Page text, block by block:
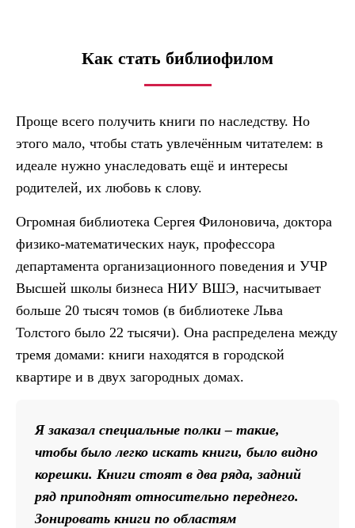
Как стать библиофилом
Проще всего получить книги по наследству. Но
этого мало, чтобы стать увлечённым читателем: в
идеале нужно унаследовать ещё и интересы
родителей, их любовь к слову.
Огромная библиотека Сергея Филоновича, доктора
физико-математических наук, профессора
департамента организационного поведения и УЧР
Высшей школы бизнеса НИУ ВШЭ, насчитывает
больше 20 тысяч томов (в библиотеке Льва
Толстого было 22 тысячи). Она распределена между
тремя домами: книги находятся в городской
квартире и в двух загородных домах.
Я заказал специальные полки – такие,
чтобы было легко искать книги, было видно
корешки. Книги стоят в два ряда, задний
ряд приподнят относительно переднего.
Зонировать книги по областям